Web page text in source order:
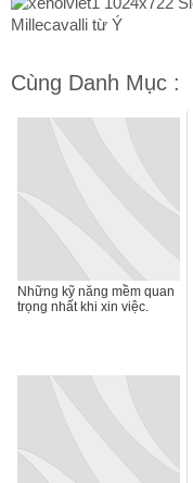
Cùng Danh Mục :
Những kỹ năng mềm quan
trọng nhất khi xin việc.